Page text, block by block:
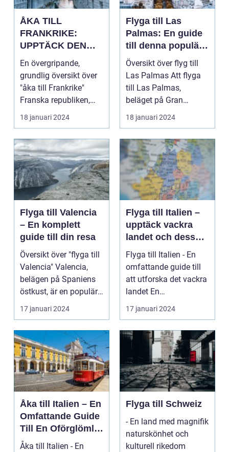
ÅKA TILL
FRANKRIKE:
UPPTÄCK DEN
MÅNGFALDIGA
SKÖNHETEN
En övergripande,
grundlig översikt över
"åka till Frankrike"
Franska republiken,
känt som Frankrike...
18 januari 2024
Flyga till Las
Palmas: En guide
till denna populära
destination
Översikt över flyg till
Las Palmas Att flyga
till Las Palmas,
beläget på Gran
Canaria i Spanien, er...
18 januari 2024
Flyga till Valencia
– En komplett
guide till din resa
Översikt över "flyga till
Valencia" Valencia,
belägen på Spaniens
östkust, är en populär
destinatio...
17 januari 2024
Flyga till Italien –
upptäck vackra
landet och dess
mångfald
Flyga till Italien - En
omfattande guide till
att utforska det vackra
landet En
övergripande, grun...
17 januari 2024
Åka till Italien – En
Omfattande Guide
Till En Oförglömlig
Upplevelse
Åka till Italien - En
Flyga till Schweiz
- En land med magnifik
naturskönhet och
kulturell rikedom